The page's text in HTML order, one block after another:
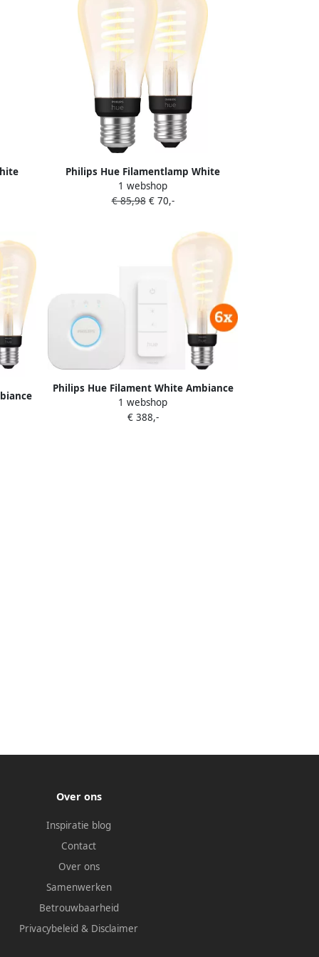
Philips Hue Filamentlamp White
Ambiance Edison E27 2-pack
1 webshop
€ 85,98€ 70,-
Philips Hue Filament White Ambiance
Edison XL 6-Pack Startpakket
1 webshop
€ 388,-
Over ons
Inspiratie blog
Contact
Over ons
Samenwerken
Betrouwbaarheid
Privacybeleid & Disclaimer